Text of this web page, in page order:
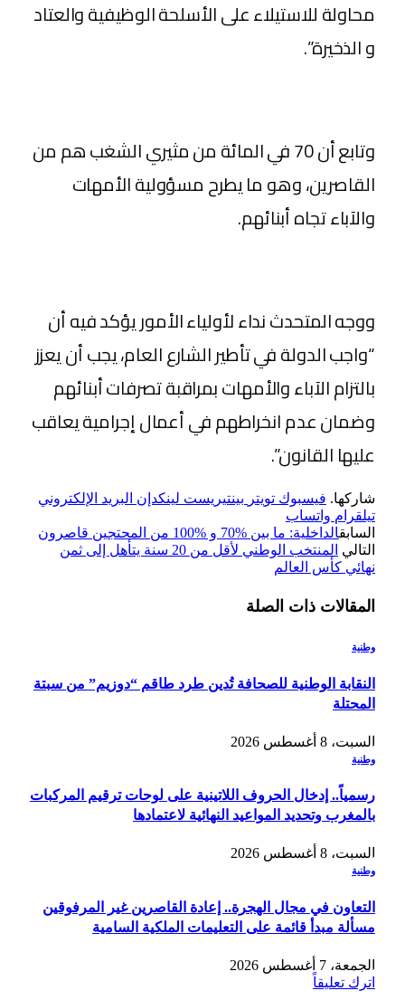
محاولة للاستيلاء على الأسلحة الوظيفية والعتاد
و الذخيرة”.
وتابع أن 70 في المائة من مثيري الشغب هم من
القاصرين، وهو ما يطرح مسؤولية الأمهات
والآباء تجاه أبنائهم.
ووجه المتحدث نداء لأولياء الأمور يؤكد فيه أن
“واجب الدولة في تأطير الشارع العام، يجب أن يعزز
بالتزام الآباء والأمهات بمراقبة تصرفات أبنائهم
وضمان عدم انخراطهم في أعمال إجرامية يعاقب
عليها القانون”.
شاركها. فيسبوك تويتر بينتيريست لينكدإن البريد الإلكتروني
تيلقرام واتساب
السابقالداخلية: ما بين %70 و %100 من المحتجين قاصرون
التالي
المنتخب الوطني لأقل من 20 سنة يتأهل إلى ثمن
نهائي كأس العالم
المقالات ذات الصلة
وطنية
النقابة الوطنية للصحافة تُدين طرد طاقم “دوزيم” من سبتة
المحتلة
السبت، 8 أغسطس 2026
وطنية
رسمياً.. إدخال الحروف اللاتينية على لوحات ترقيم المركبات
بالمغرب وتحديد المواعيد النهائية لاعتمادها
السبت، 8 أغسطس 2026
وطنية
التعاون في مجال الهجرة.. إعادة القاصرين غير المرفوقين
مسألة مبدأ قائمة على التعليمات الملكية السامية
الجمعة، 7 أغسطس 2026
اترك تعليقاً